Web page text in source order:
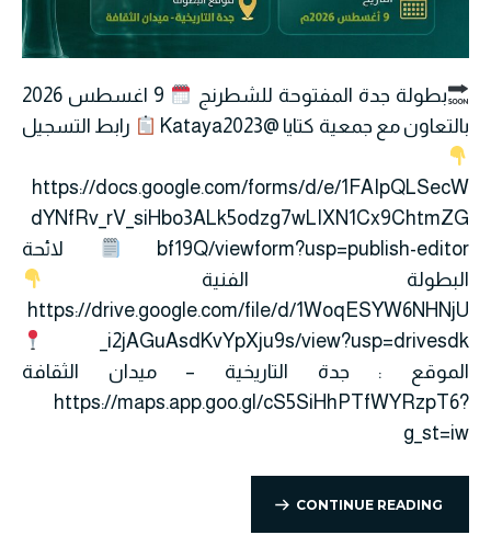
بطولة جدة المفتوحة للشطرنج
9 اغسطس 2026
بالتعاون مع جمعية كتايا @Kataya2023
رابط التسجيل
https://docs.google.com/forms/d/e/1FAIpQLSecW
dYNfRv_rV_siHbo3ALk5odzg7wLIXN1Cx9ChtmZG
bf19Q/viewform?usp=publish-editor
لائحة
البطولة الفنية
https://drive.google.com/file/d/1WoqESYW6NHNjU
_i2jAGuAsdKvYpXju9s/view?usp=drivesdk
الموقع : جدة التاريخية – ميدان الثقافة
https://maps.app.goo.gl/cS5SiHhPTfWYRzpT6?
g_st=iw
CONTINUE READING